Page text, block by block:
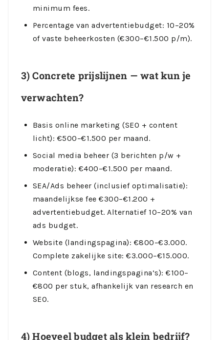
minimum fees.
Percentage van advertentiebudget: 10–20%
of vaste beheerkosten (€300–€1.500 p/m).
3) Concrete prijslijnen — wat kun je
verwachten?
Basis online marketing (SEO + content
licht): €500–€1.500 per maand.
Social media beheer (3 berichten p/w +
moderatie): €400–€1.500 per maand.
SEA/Ads beheer (inclusief optimalisatie):
maandelijkse fee €300–€1.200 +
advertentiebudget. Alternatief 10–20% van
ads budget.
Website (landingspagina): €800–€3.000.
Complete zakelijke site: €3.000–€15.000.
Content (blogs, landingspagina’s): €100–
€800 per stuk, afhankelijk van research en
SEO.
4) Hoeveel budget als klein bedrijf?